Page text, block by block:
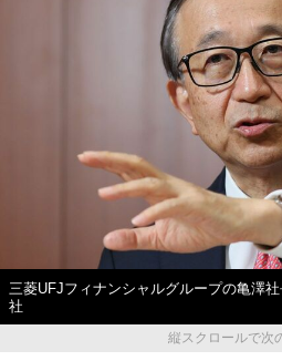
三菱UFJフィナンシャルグループの亀澤
社
縦スクロールで次